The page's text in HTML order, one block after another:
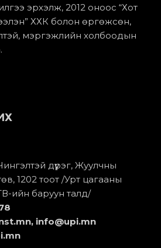
эрхэлж, 2012 оноос “Хот
ХХК болон өргөжсөн,
мэргэжлийн холбоодын
дүүрэг, Жуулчны
1202 тоот /Урт цагааны
ийн баруун талд/
, info@upi.mn